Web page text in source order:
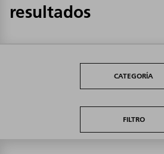
resultados
CATEGORÍA
FILTRO